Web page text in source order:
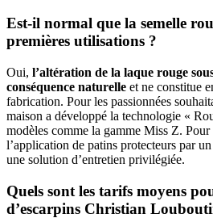
Est-il normal que la semelle
premières utilisations ?
Oui, l’altération de la laque rouge
conséquence naturelle et ne constitue
fabrication. Pour les passionnées
maison a développé la technologie «
modèles comme la gamme Miss Z. Pour
l’application de patins protecteurs par
une solution d’entretien privilégiée.
Quels sont les tarifs moyens
d’escarpins Christian